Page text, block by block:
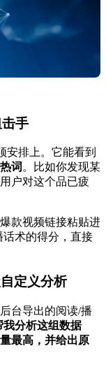
手
安排上。它能看到
词 。比如你发现某
户对这个品已疲
爆款视频链接粘贴进
术的得分，直接
定义分析
台导出的阅读/播
我分析这组数据
最高，并给出原